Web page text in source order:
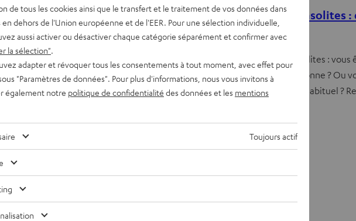
Sports insolites :
nouveau
Sports insolites : vous
vous passionne ? Ou
chose d’inhabituel ?
de tous les cookies ainsi que le transfert et le traitement de vos données dans
en dehors de l'Union européenne et de l'EER. Pour une sélection individuelle,
aussi activer ou désactiver chaque catégorie séparément et confirmer avec
la sélection".
adapter et révoquer tous les consentements à tout moment, avec effet pour
"Paramètres de données". Pour plus d'informations, nous vous invitons à
également notre politique de confidentialité des données et les mentions
Toujours actif